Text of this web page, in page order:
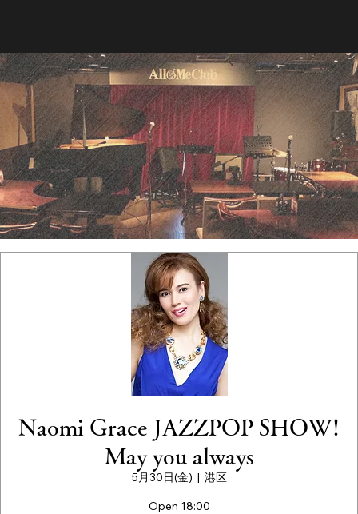
Naomi Grace JAZZPOP SHOW!
May you always
5月30日(金)
  |
港区
Open 18:00